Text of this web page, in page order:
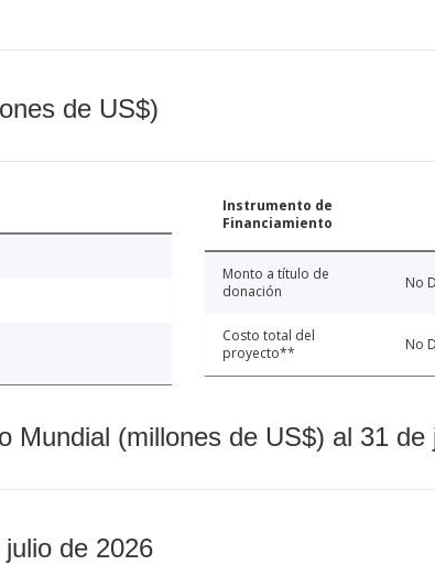
de US$)
Instrumento de
Financiamiento
Monto a título de
donación
No
Costo total del
proyecto**
No
Mundial (millones de US$) al 31 de
de 2026